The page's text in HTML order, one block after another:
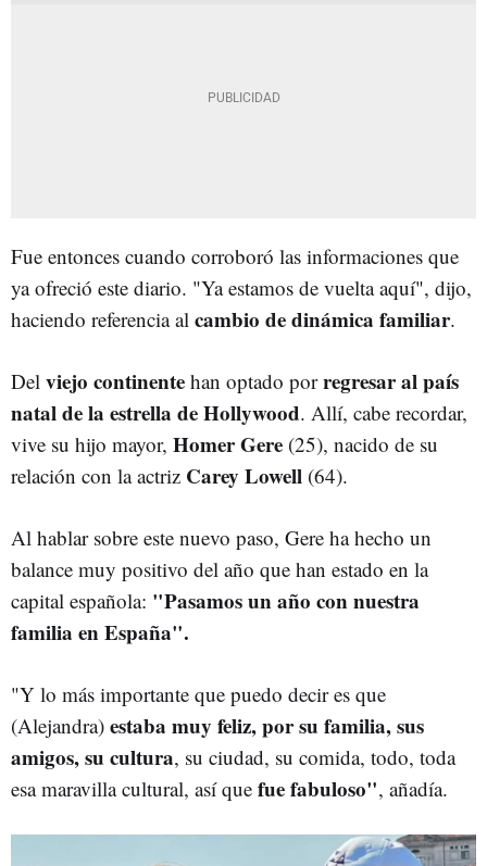
Fue entonces cuando corroboró las informaciones que
ya ofreció este diario. "Ya estamos de vuelta aquí", dijo,
haciendo referencia al cambio de dinámica familiar.
Del viejo continente han optado porregresar al país
natal de la estrella de Hollywood. Allí, cabe recordar,
vive su hijo mayor, Homer Gere (25), nacido de su
relación con la actriz Carey Lowell (64).
Al hablar sobre este nuevo paso, Gere ha hecho un
balance muy positivo del año que han estado en la
capital española: "Pasamos un año con nuestra
familia en España".
"Y lo más importante que puedo decir es que
(Alejandra) estaba muy feliz, por su familia, sus
amigos, su cultura, su ciudad, su comida, todo, toda
esa maravilla cultural, así que fue fabuloso", añadía.